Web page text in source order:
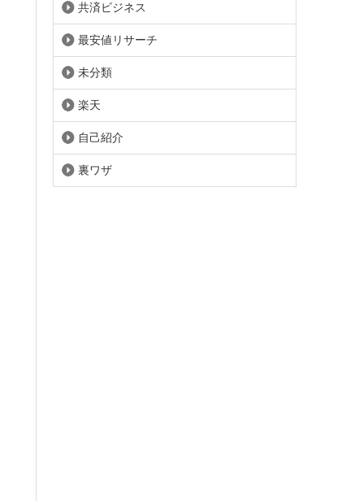
共済ビジネス
最安値リサーチ
未分類
楽天
自己紹介
裏ワザ